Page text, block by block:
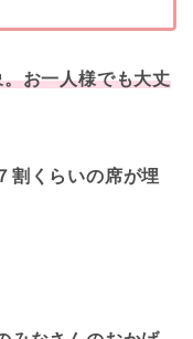
お一人様でも大丈
割くらいの席が埋